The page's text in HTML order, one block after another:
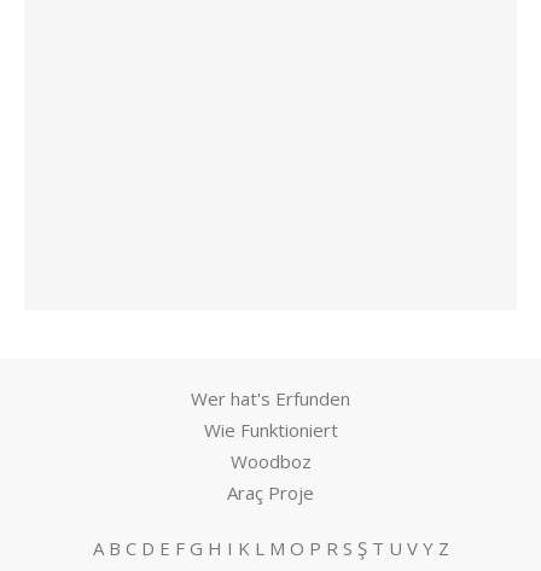
Wer hat's Erfunden
Wie Funktioniert
Woodboz
Araç Proje
A B C D E F G H I K L M O P R S Ş T U V Y Z